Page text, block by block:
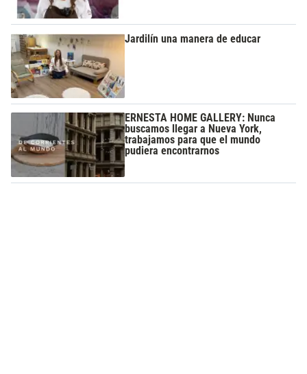
Jardilín una manera de educar
ERNESTA HOME GALLERY: Nunca
buscamos llegar a Nueva York,
trabajamos para que el mundo
pudiera encontrarnos